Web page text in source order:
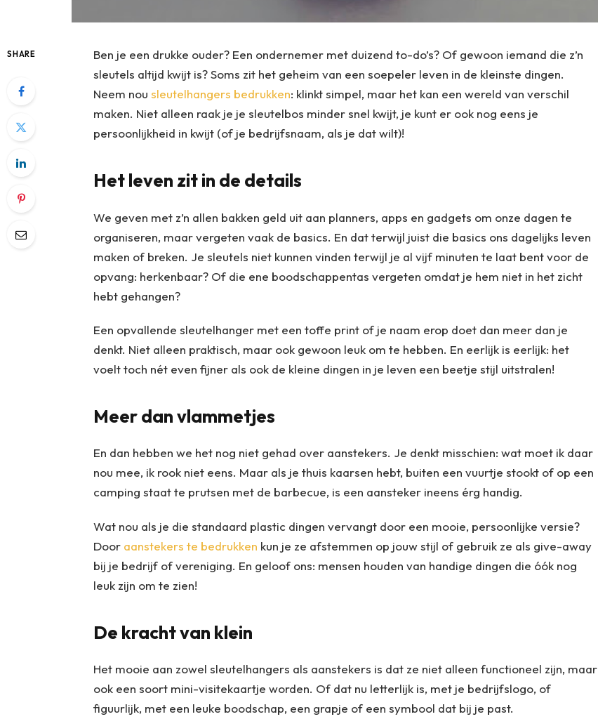
SHARE
Ben je een drukke ouder? Een ondernemer met duizend to-do’s? Of gewoon iemand die z’n
sleutels altijd kwijt is? Soms zit het geheim van een soepeler leven in de kleinste dingen.
Neem nou sleutelhangers bedrukken: klinkt simpel, maar het kan een wereld van verschil
maken. Niet alleen raak je je sleutelbos minder snel kwijt, je kunt er ook nog eens je
persoonlijkheid in kwijt (of je bedrijfsnaam, als je dat wilt)!
Het leven zit in de details
We geven met z’n allen bakken geld uit aan planners, apps en gadgets om onze dagen te
organiseren, maar vergeten vaak de basics. En dat terwijl juist die basics ons dagelijks leven
maken of breken. Je sleutels niet kunnen vinden terwijl je al vijf minuten te laat bent voor de
opvang: herkenbaar? Of die ene boodschappentas vergeten omdat je hem niet in het zicht
hebt gehangen?
Een opvallende sleutelhanger met een toffe print of je naam erop doet dan meer dan je
denkt. Niet alleen praktisch, maar ook gewoon leuk om te hebben. En eerlijk is eerlijk: het
voelt toch nét even fijner als ook de kleine dingen in je leven een beetje stijl uitstralen!
Meer dan vlammetjes
En dan hebben we het nog niet gehad over aanstekers. Je denkt misschien: wat moet ik daar
nou mee, ik rook niet eens. Maar als je thuis kaarsen hebt, buiten een vuurtje stookt of op een
camping staat te prutsen met de barbecue, is een aansteker ineens érg handig.
Wat nou als je die standaard plastic dingen vervangt door een mooie, persoonlijke versie?
Door aanstekers te bedrukken kun je ze afstemmen op jouw stijl of gebruik ze als give-away
bij je bedrijf of vereniging. En geloof ons: mensen houden van handige dingen die óók nog
leuk zijn om te zien!
De kracht van klein
Het mooie aan zowel sleutelhangers als aanstekers is dat ze niet alleen functioneel zijn, maar
ook een soort mini-visitekaartje worden. Of dat nu letterlijk is, met je bedrijfslogo, of
figuurlijk, met een leuke boodschap, een grapje of een symbool dat bij je past.